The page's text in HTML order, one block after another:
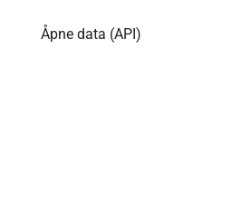
Åpne data (API)